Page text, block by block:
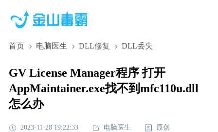
首页 电脑医生 DLL修复 DLL丢失
GV License Manager程序 打开
AppMaintainer.exe找不到mfc110u.dll
怎么办
2023-11-28 19:22:33 电脑医生 原创